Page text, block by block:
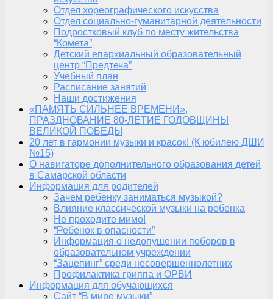
Отдел хореографического искусства
Отдел социально-гуманитарной деятельности
Подростковый клуб по месту жительства
“Комета”
Детский епархиальный образовательный
центр “Предтеча”
Учебный план
Расписание занятий
Наши достижения
«ПАМЯТЬ СИЛЬНЕЕ ВРЕМЕНИ»,
ПРАЗДНОВАНИЕ 80-ЛЕТИЕ ГОДОВЩИНЫ
ВЕЛИКОЙ ПОБЕДЫ
20 лет в гармонии музыки и красок! (К юбилею ДШИ
№15)
О навигаторе дополнительного образования детей
в Самарской области
Информация для родителей
Зачем ребенку заниматься музыкой?
Влияние классической музыки на ребенка
Не проходите мимо!
“Ребенок в опасности”
Информация о недопущении поборов в
образовательном учреждении
“Зацепинг” среди несовершеннолетних
Профилактика гриппа и ОРВИ
Информация для обучающихся
Сайт “В мире музыки”